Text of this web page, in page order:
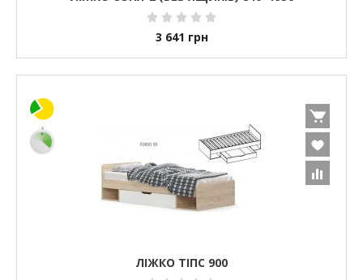
3 641 грн
ЛІЖКО ТІПС 900